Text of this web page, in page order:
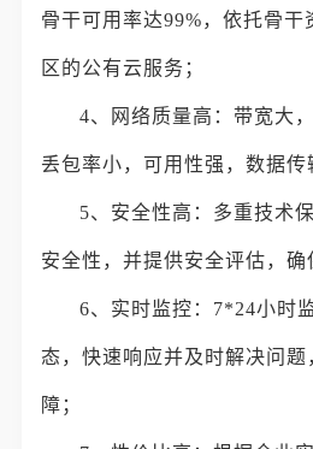
骨干可用率达99%，依托骨干
区的公有云服务；
4、网络质量高：带宽大
丢包率小，可用性强，数据传
5、安全性高：多重技术
安全性，并提供安全评估，确
6、实时监控：7*24小时
态，快速响应并及时解决问
障；